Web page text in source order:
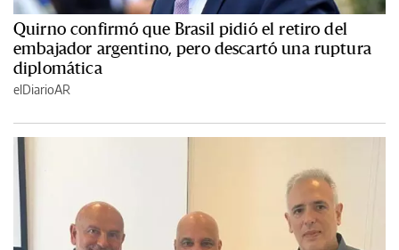
Quirno confirmó que Brasil pidió el retiro del
embajador argentino, pero descartó una ruptura
diplomática
elDiarioAR